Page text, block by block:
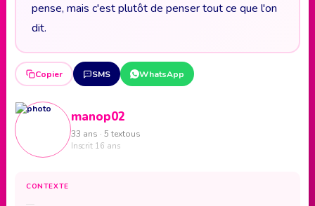
pense, mais c'est plutôt de penser tout ce que l'on
dit.
Copier SMS WhatsApp
manop02
33 ans · 5 textous
Inscrit 16 ans
CONTEXTE